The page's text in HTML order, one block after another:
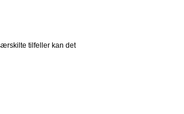
tilfeller kan det